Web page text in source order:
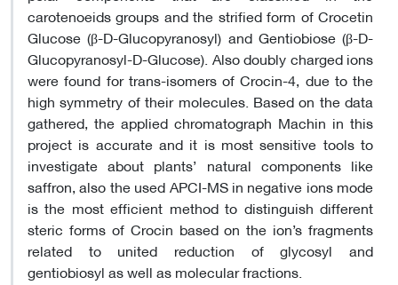
carotenoeids groups and the strified form of Crocetin
Glucose (β-D-Glucopyranosyl) and Gentiobiose (β-D-
Glucopyranosyl-D-Glucose). Also doubly charged ions
were found for trans-isomers of Crocin-4, due to the
high symmetry of their molecules. Based on the data
gathered, the applied chromatograph Machin in this
project is accurate and it is most sensitive tools to
investigate about plants’ natural components like
saffron, also the used APCI-MS in negative ions mode
is the most efficient method to distinguish different
steric forms of Crocin based on the ion’s fragments
related to united reduction of glycosyl and
gentiobiosyl as well as molecular fractions.